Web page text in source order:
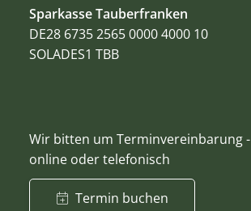
Sparkasse Tauberfranken
DE28 6735 2565 0000 4000 10
SOLADES1 TBB
Wir bitten um Terminvereinbarung -
online oder telefonisch
Termin buchen